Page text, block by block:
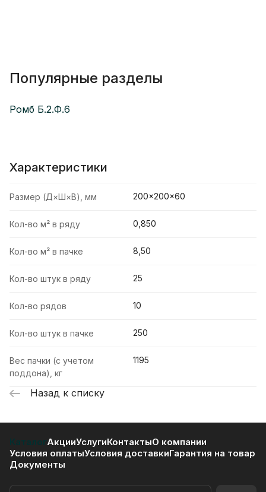
Популярные разделы
Ромб Б.2.Ф.6
Характеристики
Размер (Д×Ш×В), мм 200×200×60
Кол-во м² в ряду 0,850
Кол-во м² в пачке 8,50
Кол-во штук в ряду 25
Кол-во рядов 10
Кол-во штук в пачке 250
Вес пачки (с учетом
поддона), кг
1195
Назад к списку
КаталогАкцииУслугиКонтактыО компании
Условия оплатыУсловия доставкиГарантия на товар
Документы